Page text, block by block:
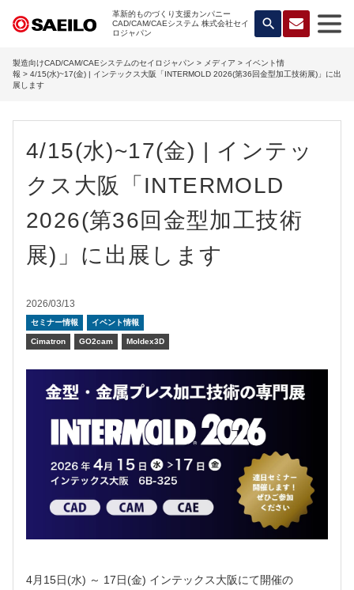
革新的ものづくり支援カンパニー
CAD/CAM/CAEシステム 株式会社セイ
ロジャパン
search
製造向けCAD/CAM/CAEシステムのセイロジャパン > メディア > イベント情
報 > 4/15(水)~17(金) | インテックス大阪「INTERMOLD 2026(第36回金型加工技術展)」に出
展します
4/15(水)~17(金) | インテッ
クス大阪「INTERMOLD
2026(第36回金型加工技術
展)」に出展します
2026/03/13
セミナー情報 イベント情報
Cimatron GO2cam Moldex3D
4月15日(水) ～ 17日(金) インテックス大阪にて開催の